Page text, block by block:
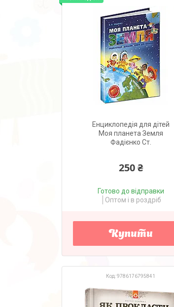
Енциклопедія для дітей
Моя планета Земля
Фадієнко Ст.
250 ₴
Готово до відправки
Оптом і в роздріб
Купити
9786176795841